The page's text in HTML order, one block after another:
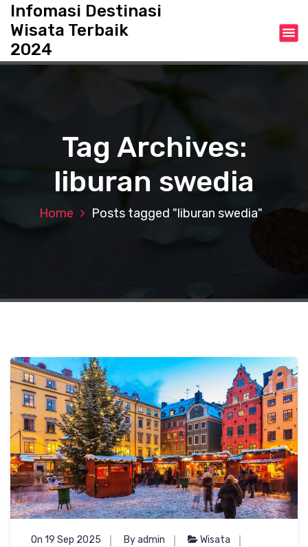
t
Infomasi Destinasi
Wisata Terbaik
2024
Tag Archives:
liburan swedia
Home Posts tagged "liburan swedia"
On 19 Sep 2025 By admin
Wisata